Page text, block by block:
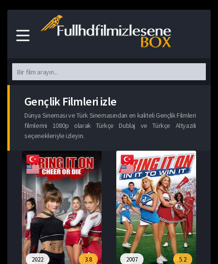
Gençlik Filmleri izle
Dünya Sineması ve Türk Sinemasından en kaliteli Gençlik Filmleri
filmlerini 1080p olarak Türkçe Dublaj ve Türkçe Altyazılı
seçenekleriyle izleyin.
3.8
2022 5.2
2007